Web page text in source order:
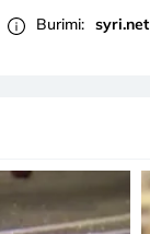
Burimi: syri.net